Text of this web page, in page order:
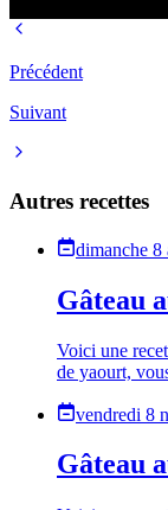
Précédent
Suivant
Autres recettes
dimanche 8
Gâteau
Voici une
de yaourt,
vendredi 8
Gâteau